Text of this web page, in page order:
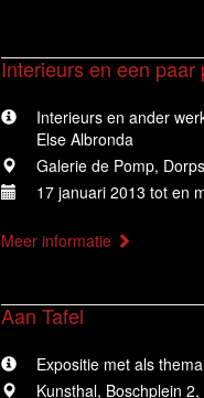
Interieurs en een paar
Interieurs en ander
Else Albronda
Galerie de Pomp,
17 januari 2013 tot en
Meer informatie
Aan Tafel
Expositie met als
Kunsthal, Boschplein